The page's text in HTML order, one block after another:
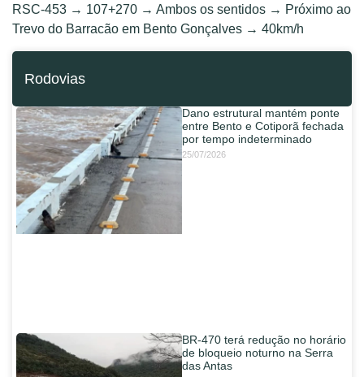
RSC-453 → 107+270 → Ambos os sentidos → Próximo ao
Trevo do Barracão em Bento Gonçalves → 40km/h
Rodovias
Dano estrutural mantém ponte
entre Bento e Cotiporã fechada
por tempo indeterminado
25/07/2026
BR-470 terá redução no horário
de bloqueio noturno na Serra
das Antas